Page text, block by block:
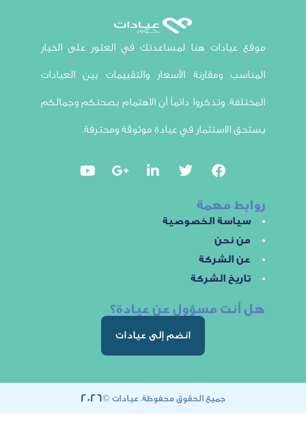
هنا لمساعدتك في العثور على الخيار
ومقارنة الأسعار والتقييمات بين العيادات
وتذكروا دائماً أن الاهتمام بصحتكم وجمالكم
في عيادة موثوقة ومحترفة.
الخصوصية
الشركة
مسؤول عن عيادة؟
انضم إلى عيادات
جميع الحقوق محفوظة. عيادات ©2026